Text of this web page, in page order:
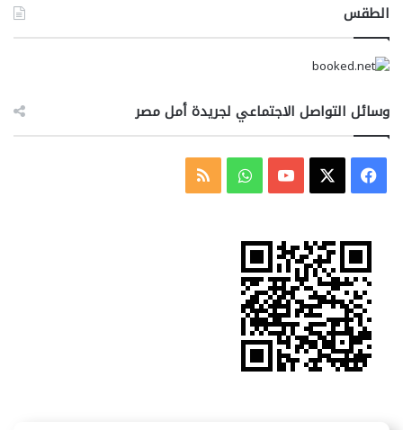
الطقس
وسائل التواصل الاجتماعي لجريدة أمل مصر
فيسبوك ‫YouTubeواتسابملخص